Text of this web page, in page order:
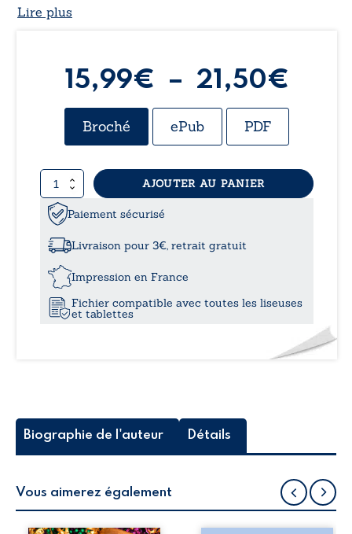
resurgissent, plus menaçants que jamais,
Natalia devront lutter sur plusieurs fronts.
pas de trop pour démêler de nombreuses intrigues,
triompher d’ennemis de toutes sortes, et surtout
Lire plus
15,99€ – 21,50€
de
Broché ePub PDF
quantité
de
Herbeyville
d’Horus
AJOUTER AU PANIER
Paiement sécurisé
Livraison pour 3€, retrait gratuit
Impression en France
Fichier compatible avec toutes les liseuses
et tablettes
Biographie de l'auteur Détails
Vous aimerez également